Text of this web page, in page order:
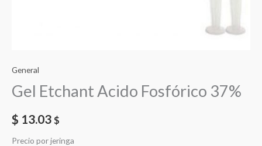
General
Gel Etchant Acido Fosfórico 37%
$ 13.03 $
Precio por jeringa